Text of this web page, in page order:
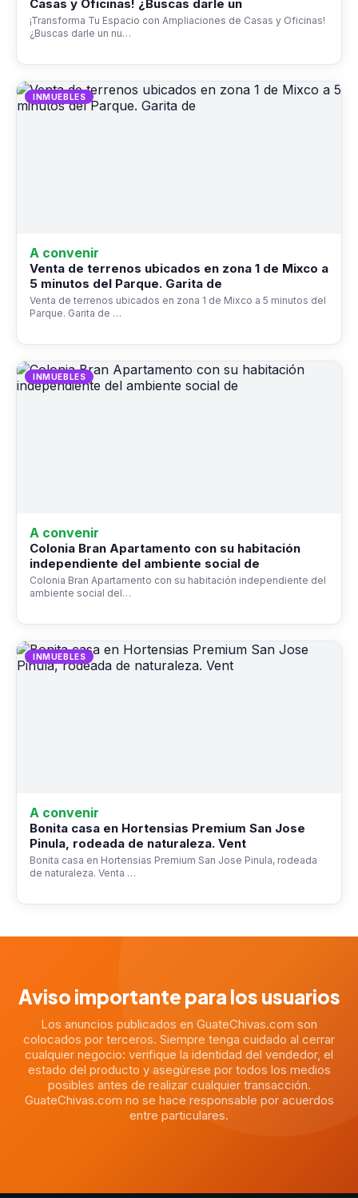
Casas y Oficinas! ¿Buscas darle un
¡Transforma Tu Espacio con Ampliaciones de Casas y Oficinas!
¿Buscas darle un nu…
INMUEBLES
A convenir
Venta de terrenos ubicados en zona 1 de Mixco a
5 minutos del Parque. Garita de
Venta de terrenos ubicados en zona 1 de Mixco a 5 minutos del
Parque. Garita de …
INMUEBLES
A convenir
Colonia Bran Apartamento con su habitación
independiente del ambiente social de
Colonia Bran Apartamento con su habitación independiente del
ambiente social del…
INMUEBLES
A convenir
Bonita casa en Hortensias Premium San Jose
Pinula, rodeada de naturaleza. Vent
Bonita casa en Hortensias Premium San Jose Pinula, rodeada
de naturaleza. Venta …
Aviso importante para los usuarios
Los anuncios publicados en GuateChivas.com son
colocados por terceros. Siempre tenga cuidado al cerrar
cualquier negocio: verifique la identidad del vendedor, el
estado del producto y asegúrese por todos los medios
posibles antes de realizar cualquier transacción.
GuateChivas.com no se hace responsable por acuerdos
entre particulares.